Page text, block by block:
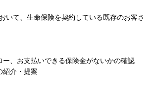
いて、生命保険を契約している既存のお客さ
、お支払いできる保険金がないかの確認
紹介・提案